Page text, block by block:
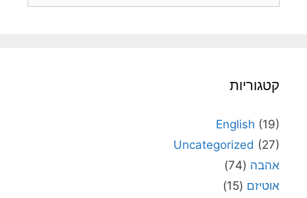
קטגוריות
English (19)
Uncategorized (27)
אהבה (74)
אוטיזם (15)